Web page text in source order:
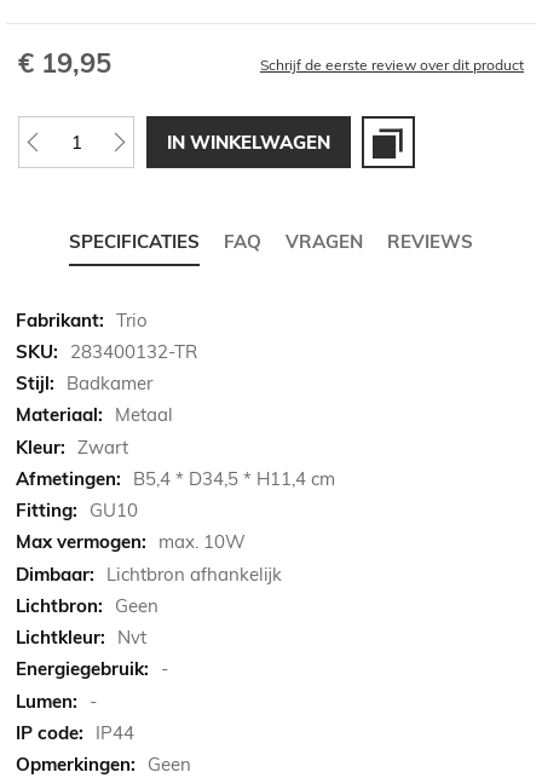
€ 19,95 Schrijf de eerste review over dit product
IN WINKELWAGEN
SPECIFICATIES FAQ VRAGEN REVIEWS
Meer
informatie
Trio
283400132-TR
Badkamer
Metaal
Zwart
B5,4 * D34,5 * H11,4 cm
GU10
max. 10W
Lichtbron afhankelijk
Geen
Nvt
-
-
IP44
Geen